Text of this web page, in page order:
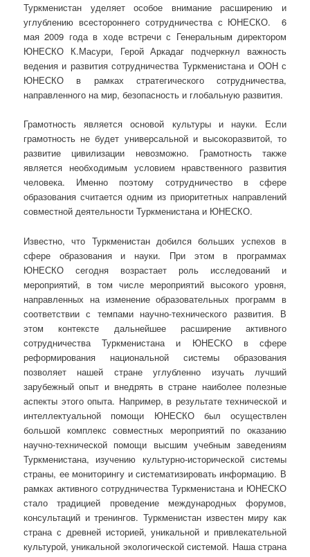
Туркменистан уделяет особое внимание расширению и
углублению всестороннего сотрудничества с ЮНЕСКО. 6
мая 2009 года в ходе встречи с Генеральным директором
ЮНЕСКО К.Масури, Герой Аркадаг подчеркнул важность
ведения и развития сотрудничества Туркменистана и ООН с
ЮНЕСКО в рамках стратегического сотрудничества,
направленного на мир, безопасность и глобальную развития.
Грамотность является основой культуры и науки. Если
грамотность не будет универсальной и высокоразвитой, то
развитие цивилизации невозможно. Грамотность также
является необходимым условием нравственного развития
человека. Именно поэтому сотрудничество в сфере
образования считается одним из приоритетных направлений
совместной деятельности Туркменистана и ЮНЕСКО.
Известно, что Туркменистан добился больших успехов в
сфере образования и науки. При этом в программах
ЮНЕСКО сегодня возрастает роль исследований и
мероприятий, в том числе мероприятий высокого уровня,
направленных на изменение образовательных программ в
соответствии с темпами научно-технического развития. В
этом контексте дальнейшее расширение активного
сотрудничества Туркменистана и ЮНЕСКО в сфере
реформирования национальной системы образования
позволяет нашей стране углубленно изучать лучший
зарубежный опыт и внедрять в стране наиболее полезные
аспекты этого опыта. Например, в результате технической и
интеллектуальной помощи ЮНЕСКО был осуществлен
большой комплекс совместных мероприятий по оказанию
научно-технической помощи высшим учебным заведениям
Туркменистана, изучению культурно-исторической системы
страны, ее мониторингу и систематизировать информацию. В
рамках активного сотрудничества Туркменистана и ЮНЕСКО
стало традицией проведение международных форумов,
консультаций и тренингов. Туркменистан известен миру как
страна с древней историей, уникальной и привлекательной
культурой, уникальной экологической системой. Наша страна